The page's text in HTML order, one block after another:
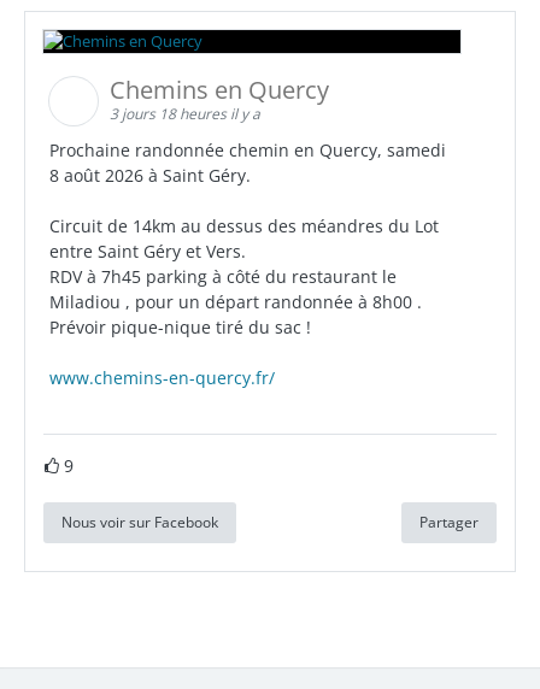
Chemins en Quercy
3 jours 18 heures il y a
Prochaine randonnée chemin en Quercy, samedi
8 août 2026 à Saint Géry.
Circuit de 14km au dessus des méandres du Lot
entre Saint Géry et Vers.
RDV à 7h45 parking à côté du restaurant le
Miladiou , pour un départ randonnée à 8h00 .
Prévoir pique-nique tiré du sac !
www.chemins-en-quercy.fr/
9
Nous voir sur Facebook Partager